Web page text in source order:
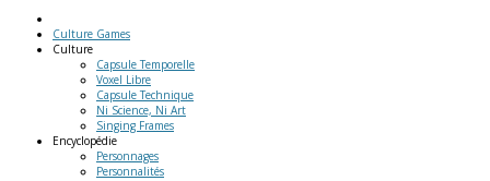
Culture Games
Culture
Capsule Temporelle
Voxel Libre
Capsule Technique
Ni Science, Ni Art
Singing Frames
Encyclopédie
Personnages
Personnalités